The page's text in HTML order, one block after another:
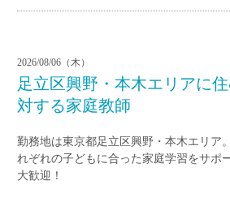
2026/08/06（木）
足立区興野・本木エリアに
対する家庭教師
勤務地は東京都足立区興野・本木エリア
れぞれの子どもに合った家庭学習をサポ
大歓迎！